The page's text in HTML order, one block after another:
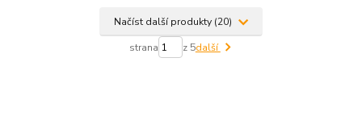
Načíst další produkty (20)
strana z 5další